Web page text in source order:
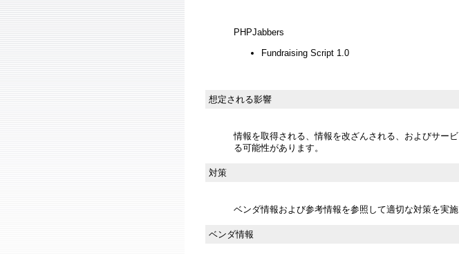
PHPJabbers
Fundraising Script 1.0
想定される影響
情報を取得される、情報を改ざんされる、およびサー
る可能性があります。
対策
ベンダ情報および参考情報を参照して適切な対策を実施
ベンダ情報